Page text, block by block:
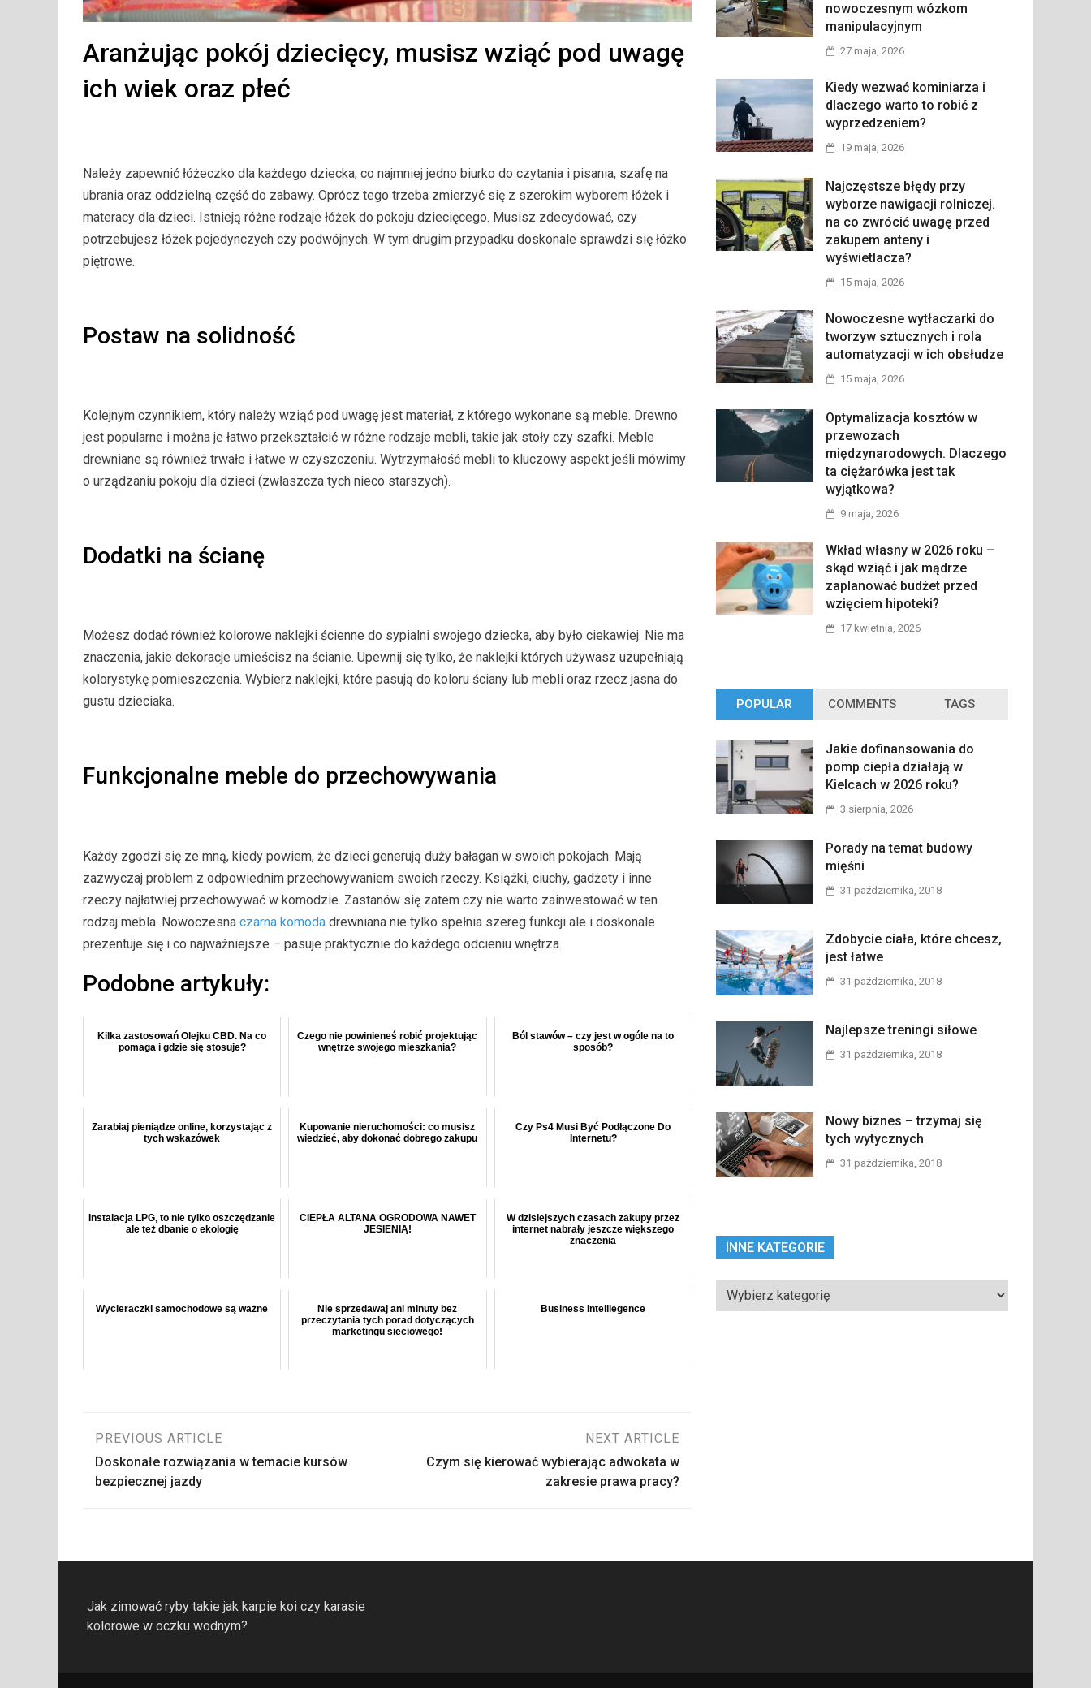
Aranżując pokój dziecięcy, musisz wziąć pod uwagę
ich wiek oraz płeć
Należy zapewnić łóżeczko dla każdego dziecka, co najmniej jedno biurko do czytania i pisania, szafę na
ubrania oraz oddzielną część do zabawy. Oprócz tego trzeba zmierzyć się z szerokim wyborem łóżek i
materacy dla dzieci. Istnieją różne rodzaje łóżek do pokoju dziecięcego. Musisz zdecydować, czy
potrzebujesz łóżek pojedynczych czy podwójnych. W tym drugim przypadku doskonale sprawdzi się łóżko
piętrowe.
Postaw na solidność
Kolejnym czynnikiem, który należy wziąć pod uwagę jest materiał, z którego wykonane są meble. Drewno
jest popularne i można je łatwo przekształcić w różne rodzaje mebli, takie jak stoły czy szafki. Meble
drewniane są również trwałe i łatwe w czyszczeniu. Wytrzymałość mebli to kluczowy aspekt jeśli mówimy
o urządzaniu pokoju dla dzieci (zwłaszcza tych nieco starszych).
Dodatki na ścianę
Możesz dodać również kolorowe naklejki ścienne do sypialni swojego dziecka, aby było ciekawiej. Nie ma
znaczenia, jakie dekoracje umieścisz na ścianie. Upewnij się tylko, że naklejki których używasz uzupełniają
kolorystykę pomieszczenia. Wybierz naklejki, które pasują do koloru ściany lub mebli oraz rzecz jasna do
gustu dzieciaka.
Funkcjonalne meble do przechowywania
Każdy zgodzi się ze mną, kiedy powiem, że dzieci generują duży bałagan w swoich pokojach. Mają
zazwyczaj problem z odpowiednim przechowywaniem swoich rzeczy. Książki, ciuchy, gadżety i inne
rzeczy najłatwiej przechowywać w komodzie. Zastanów się zatem czy nie warto zainwestować w ten
rodzaj mebla. Nowoczesna czarna komoda drewniana nie tylko spełnia szereg funkcji ale i doskonale
prezentuje się i co najważniejsze – pasuje praktycznie do każdego odcieniu wnętrza.
Podobne artykuły:
Kilka zastosowań Olejku CBD. Na co
pomaga i gdzie się stosuje?
Czego nie powinieneś robić projektując
wnętrze swojego mieszkania?
Ból stawów – czy jest w ogóle na to
sposób?
Zarabiaj pieniądze online, korzystając z
tych wskazówek
Kupowanie nieruchomości: co musisz
wiedzieć, aby dokonać dobrego zakupu
Czy Ps4 Musi Być Podłączone Do
Internetu?
Instalacja LPG, to nie tylko oszczędzanie
ale też dbanie o ekologię
CIEPŁA ALTANA OGRODOWA NAWET
JESIENIĄ!
W dzisiejszych czasach zakupy przez
internet nabrały jeszcze większego
znaczenia
Wycieraczki samochodowe są ważne
Nie sprzedawaj ani minuty bez
przeczytania tych porad dotyczących
marketingu sieciowego!
Business Intelliegence
Nawigacja
wpisu
PREVIOUS ARTICLE
Doskonałe rozwiązania w temacie kursów
bezpiecznej jazdy
NEXT ARTICLE
Czym się kierować wybierając adwokata w
zakresie prawa pracy?
nowoczesnym wózkom
manipulacyjnym
27 maja, 2026
Kiedy wezwać kominiarza i
dlaczego warto to robić z
wyprzedzeniem?
19 maja, 2026
Najczęstsze błędy przy
wyborze nawigacji rolniczej.
na co zwrócić uwagę przed
zakupem anteny i
wyświetlacza?
15 maja, 2026
Nowoczesne wytłaczarki do
tworzyw sztucznych i rola
automatyzacji w ich obsłudze
15 maja, 2026
Optymalizacja kosztów w
przewozach
międzynarodowych. Dlaczego
ta ciężarówka jest tak
wyjątkowa?
9 maja, 2026
Wkład własny w 2026 roku –
skąd wziąć i jak mądrze
zaplanować budżet przed
wzięciem hipoteki?
17 kwietnia, 2026
POPULAR COMMENTS TAGS
Jakie dofinansowania do
pomp ciepła działają w
Kielcach w 2026 roku?
3 sierpnia, 2026
Porady na temat budowy
mięśni
31 października, 2018
Zdobycie ciała, które chcesz,
jest łatwe
31 października, 2018
Najlepsze treningi siłowe
31 października, 2018
Nowy biznes – trzymaj się
tych wytycznych
31 października, 2018
INNE KATEGORIE
Inne
kategorie
Jak zimować ryby takie jak karpie koi czy karasie
kolorowe w oczku wodnym?